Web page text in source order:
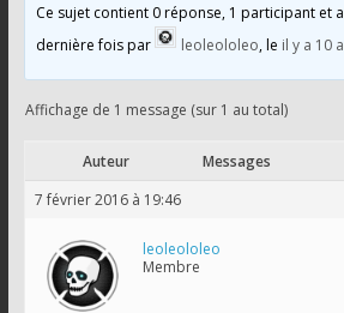
pour
le
mode
zombie
of
Ce sujet contient 0 réponse, 1 participant et
dernière fois par
leoleololeo , le il y a 10
Affichage de 1 message (sur 1 au total)
Auteur
Messages
7 février 2016 à 19:46
leoleololeo
Membre